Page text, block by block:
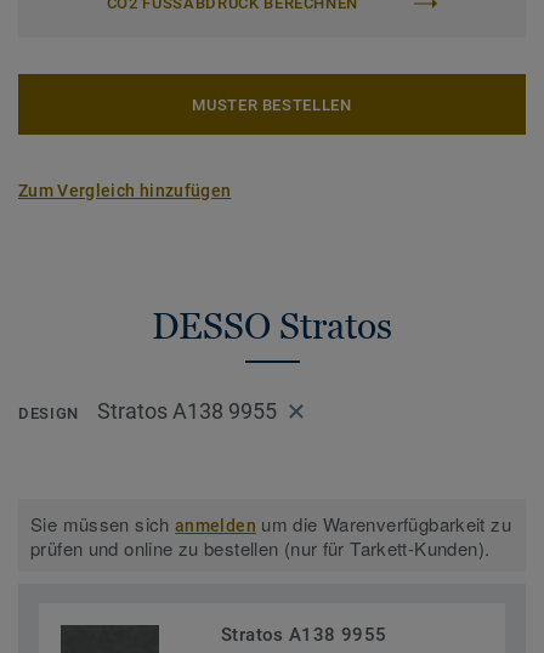
MUSTER BESTELLEN
Zum Vergleich hinzufügen
DESSO Stratos
DESIGN Stratos A138 9955
Sie müssen sichanmelden um die Warenverfügbarkeit zu
prüfen und online zu bestellen (nur für Tarkett-Kunden).
Stratos A138 9955